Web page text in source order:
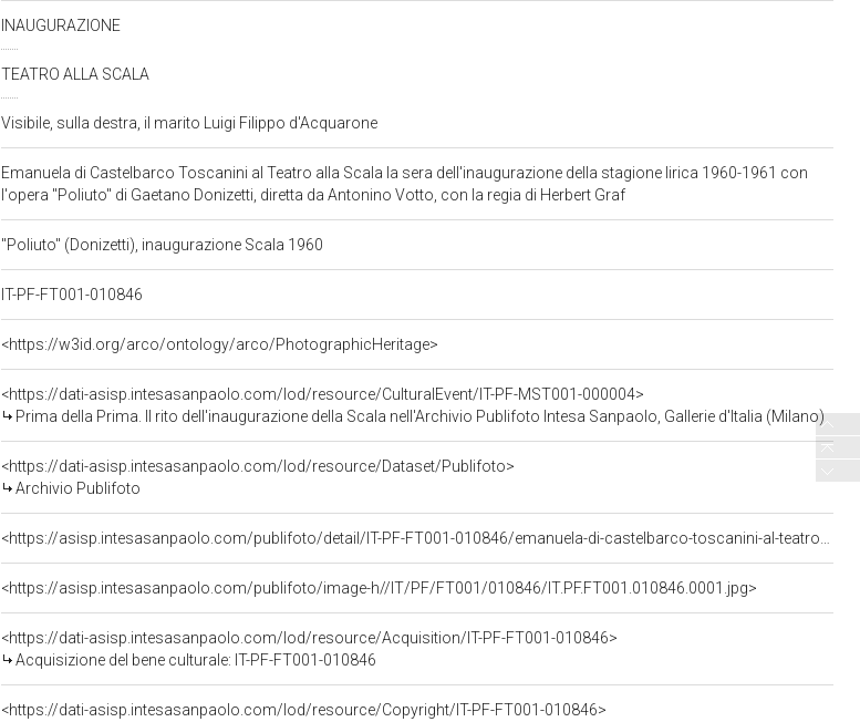
INAUGURAZIONE
TEATRO ALLA SCALA
Visibile, sulla destra, il marito Luigi Filippo d'Acquarone
Emanuela di Castelbarco Toscanini al Teatro alla Scala la sera dell'inaugurazione della stagione lirica 1960-1961 con
l'opera "Poliuto" di Gaetano Donizetti, diretta da Antonino Votto, con la regia di Herbert Graf
"Poliuto" (Donizetti), inaugurazione Scala 1960
IT-PF-FT001-010846
<https://w3id.org/arco/ontology/arco/PhotographicHeritage>
<https://dati-asisp.intesasanpaolo.com/lod/resource/CulturalEvent/IT-PF-MST001-000004>
Prima della Prima. Il rito dell'inaugurazione della Scala nell'Archivio Publifoto Intesa Sanpaolo, Gallerie d'Italia (Milano)
<https://dati-asisp.intesasanpaolo.com/lod/resource/Dataset/Publifoto>
Archivio Publifoto
<https://asisp.intesasanpaolo.com/publifoto/image-h//IT/PF/FT001/010846/IT.PF.FT001.010846.0001.jpg>
<https://dati-asisp.intesasanpaolo.com/lod/resource/Acquisition/IT-PF-FT001-010846>
Acquisizione del bene culturale: IT-PF-FT001-010846
<https://dati-asisp.intesasanpaolo.com/lod/resource/Copyright/IT-PF-FT001-010846>